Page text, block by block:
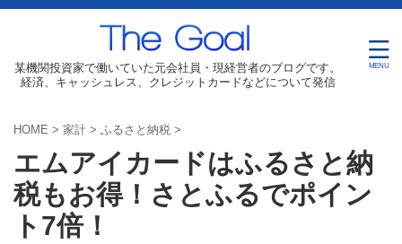
某機関投資家で働いていた元会社員・現経営者のブログです。
経済、キャッシュレス、クレジットカードなどについて発信
HOME > 家計 > ふるさと納税 >
エムアイカードはふるさと納
税もお得！さとふるでポイン
ト7倍！